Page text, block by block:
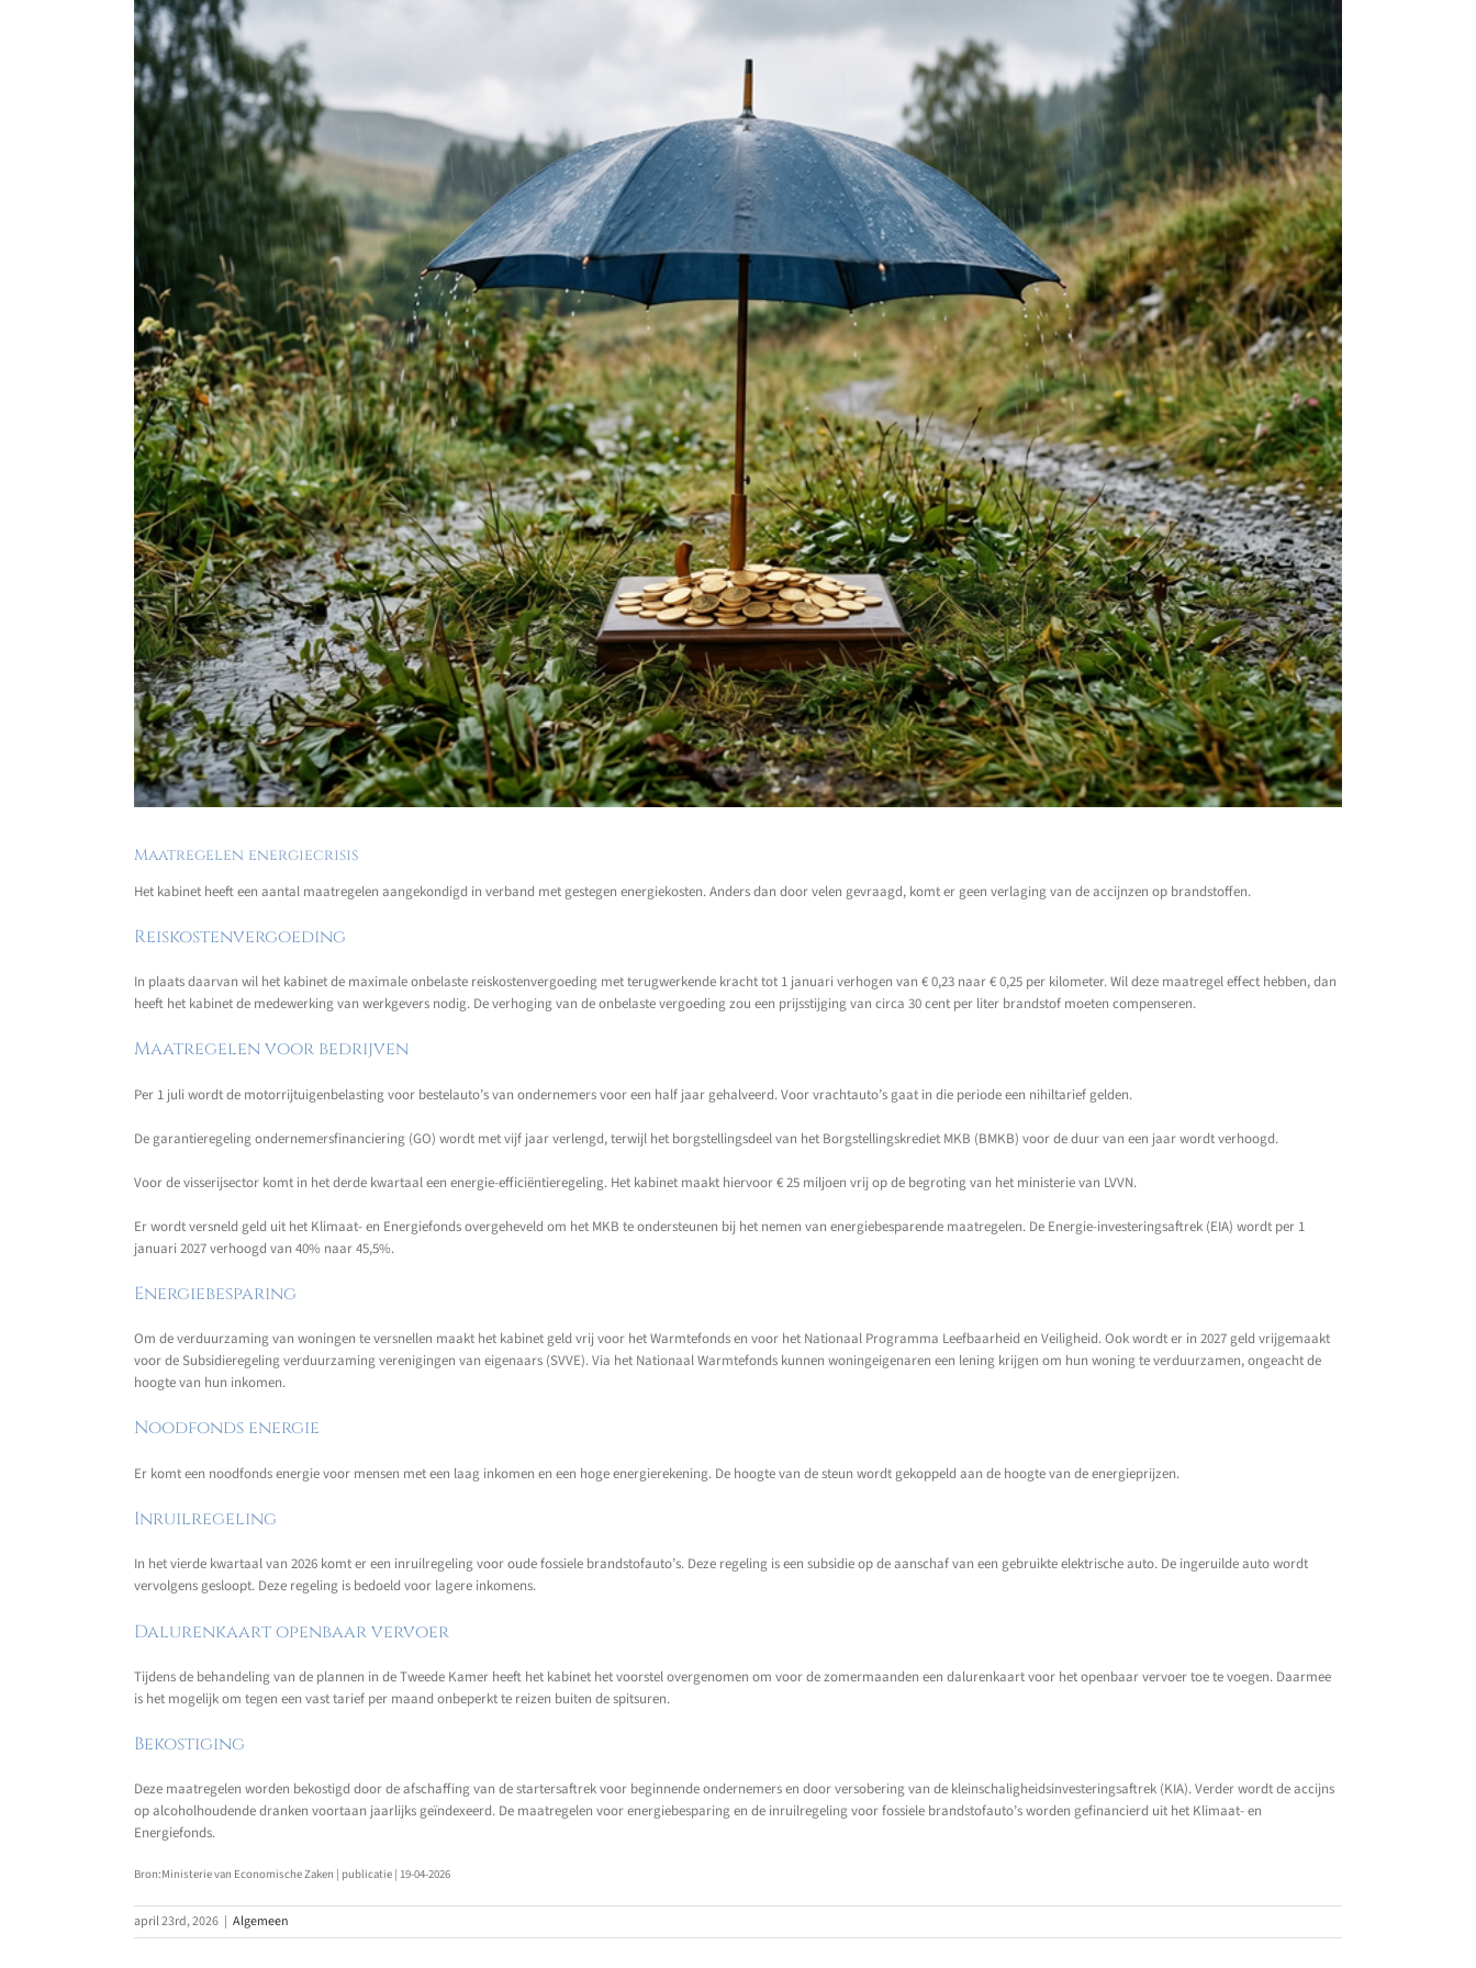
Maatregelen energiecrisis
Het kabinet heeft een aantal maatregelen aangekondigd in verband met gestegen energiekosten. Anders dan door velen gevraagd, komt er geen verlaging van de accijnzen op brandstoffen.
Reiskostenvergoeding
In plaats daarvan wil het kabinet de maximale onbelaste reiskostenvergoeding met terugwerkende kracht tot 1 januari verhogen van € 0,23 naar € 0,25 per kilometer. Wil deze maatregel effect hebben, dan
heeft het kabinet de medewerking van werkgevers nodig. De verhoging van de onbelaste vergoeding zou een prijsstijging van circa 30 cent per liter brandstof moeten compenseren.
Maatregelen voor bedrijven
Per 1 juli wordt de motorrijtuigenbelasting voor bestelauto’s van ondernemers voor een half jaar gehalveerd. Voor vrachtauto’s gaat in die periode een nihiltarief gelden.
De garantieregeling ondernemersfinanciering (GO) wordt met vijf jaar verlengd, terwijl het borgstellingsdeel van het Borgstellingskrediet MKB (BMKB) voor de duur van een jaar wordt verhoogd.
Voor de visserijsector komt in het derde kwartaal een energie-efficiëntieregeling. Het kabinet maakt hiervoor € 25 miljoen vrij op de begroting van het ministerie van LVVN.
Er wordt versneld geld uit het Klimaat- en Energiefonds overgeheveld om het MKB te ondersteunen bij het nemen van energiebesparende maatregelen. De Energie-investeringsaftrek (EIA) wordt per 1
januari 2027 verhoogd van 40% naar 45,5%.
Energiebesparing
Om de verduurzaming van woningen te versnellen maakt het kabinet geld vrij voor het Warmtefonds en voor het Nationaal Programma Leefbaarheid en Veiligheid. Ook wordt er in 2027 geld vrijgemaakt
voor de Subsidieregeling verduurzaming verenigingen van eigenaars (SVVE). Via het Nationaal Warmtefonds kunnen woningeigenaren een lening krijgen om hun woning te verduurzamen, ongeacht de
hoogte van hun inkomen.
Noodfonds energie
Er komt een noodfonds energie voor mensen met een laag inkomen en een hoge energierekening. De hoogte van de steun wordt gekoppeld aan de hoogte van de energieprijzen.
Inruilregeling
In het vierde kwartaal van 2026 komt er een inruilregeling voor oude fossiele brandstofauto’s. Deze regeling is een subsidie op de aanschaf van een gebruikte elektrische auto. De ingeruilde auto wordt
vervolgens gesloopt. Deze regeling is bedoeld voor lagere inkomens.
Dalurenkaart openbaar vervoer
Tijdens de behandeling van de plannen in de Tweede Kamer heeft het kabinet het voorstel overgenomen om voor de zomermaanden een dalurenkaart voor het openbaar vervoer toe te voegen. Daarmee
is het mogelijk om tegen een vast tarief per maand onbeperkt te reizen buiten de spitsuren.
Bekostiging
Deze maatregelen worden bekostigd door de afschaffing van de startersaftrek voor beginnende ondernemers en door versobering van de kleinschaligheidsinvesteringsaftrek (KIA). Verder wordt de accijns
op alcoholhoudende dranken voortaan jaarlijks geïndexeerd. De maatregelen voor energiebesparing en de inruilregeling voor fossiele brandstofauto’s worden gefinancierd uit het Klimaat- en
Energiefonds.
Bron:Ministerie van Economische Zaken | publicatie | 19-04-2026
april 23rd, 2026 | Algemeen